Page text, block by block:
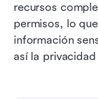
recursos
permisos, lo
información
así la